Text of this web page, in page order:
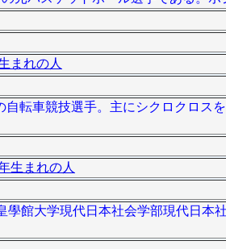
まれの人
転車競技選手。主にシクロクロス
生まれの人
館大学現代日本社会学部現代日本